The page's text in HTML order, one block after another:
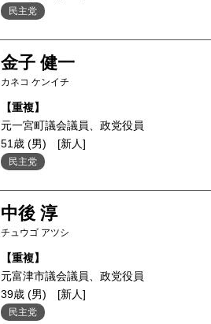
民主党
金子 健一
カネコ ケンイチ
【重複】
元一宮町議会議員、政党役員
51歳 (男)
[新人]
民主党
中後 淳
チュウゴ アツシ
【重複】
元富津市議会議員、政党役員
39歳 (男)
[新人]
民主党